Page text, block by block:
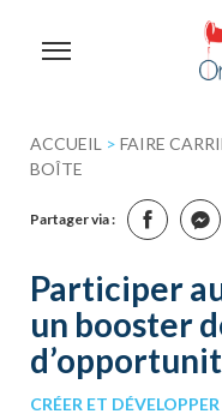
ACCUEIL > FAIRE
BOÎTE
Partager via :
Participer
un booster
CRÉER ET